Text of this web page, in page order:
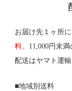
お届け先１ヶ所に
料。 11,000円未
配送はヤマト運輸
■地域別送料